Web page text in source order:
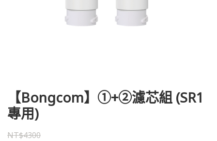
【Bongcom】①+②濾芯組 (SR1
專用)
NT$4300